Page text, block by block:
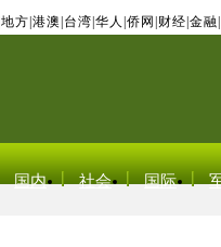
地方 港澳 台湾 华人 侨网 财经 金融
国内 社会 国际